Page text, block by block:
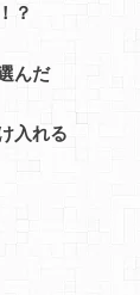
？
んだ
入れる